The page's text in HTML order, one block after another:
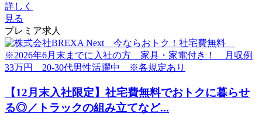
詳しく
見る
プレミア求人
【12月末入社限定】社宅費無料でおトクに暮らせ
る◎／トラックの組み立てなど...